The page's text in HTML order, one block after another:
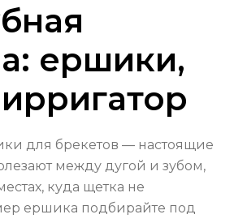
ершики,
для брекетов — настоящие
между дугой и зубом,
куда щетка не
ершика подбирайте под